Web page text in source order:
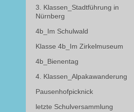
3. Klassen_Stadtführung in
Nürnberg
4b_Im Schulwald
Klasse 4b_Im Zirkelmuseum
4b_Bienentag
4. Klassen_Alpakawanderung
Pausenhofpicknick
letzte Schulversammlung